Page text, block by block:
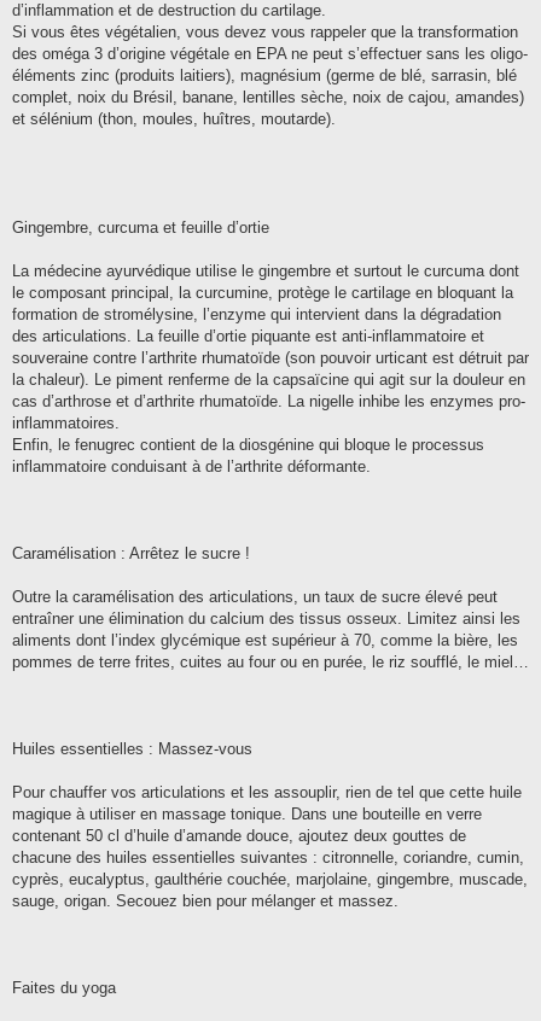
d’inflammation et de destruction du cartilage.
Si vous êtes végétalien, vous devez vous rappeler que la transformation
des oméga 3 d’origine végétale en EPA ne peut s’effectuer sans les oligo-
éléments zinc (produits laitiers), magnésium (germe de blé, sarrasin, blé
complet, noix du Brésil, banane, lentilles sèche, noix de cajou, amandes)
et sélénium (thon, moules, huîtres, moutarde).
Gingembre, curcuma et feuille d’ortie
La médecine ayurvédique utilise le gingembre et surtout le curcuma dont
le composant principal, la curcumine, protège le cartilage en bloquant la
formation de stromélysine, l’enzyme qui intervient dans la dégradation
des articulations. La feuille d’ortie piquante est anti-inflammatoire et
souveraine contre l’arthrite rhumatoïde (son pouvoir urticant est détruit par
la chaleur). Le piment renferme de la capsaïcine qui agit sur la douleur en
cas d’arthrose et d’arthrite rhumatoïde. La nigelle inhibe les enzymes pro-
inflammatoires.
Enfin, le fenugrec contient de la diosgénine qui bloque le processus
inflammatoire conduisant à de l’arthrite déformante.
Caramélisation : Arrêtez le sucre !
Outre la caramélisation des articulations, un taux de sucre élevé peut
entraîner une élimination du calcium des tissus osseux. Limitez ainsi les
aliments dont l’index glycémique est supérieur à 70, comme la bière, les
pommes de terre frites, cuites au four ou en purée, le riz soufflé, le miel…
Huiles essentielles : Massez-vous
Pour chauffer vos articulations et les assouplir, rien de tel que cette huile
magique à utiliser en massage tonique. Dans une bouteille en verre
contenant 50 cl d’huile d’amande douce, ajoutez deux gouttes de
chacune des huiles essentielles suivantes : citronnelle, coriandre, cumin,
cyprès, eucalyptus, gaulthérie couchée, marjolaine, gingembre, muscade,
sauge, origan. Secouez bien pour mélanger et massez.
Faites du yoga